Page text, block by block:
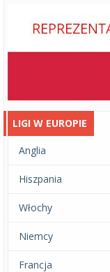
LIGI W EUROPIE
Anglia
Hiszpania
Włochy
Niemcy
Francja